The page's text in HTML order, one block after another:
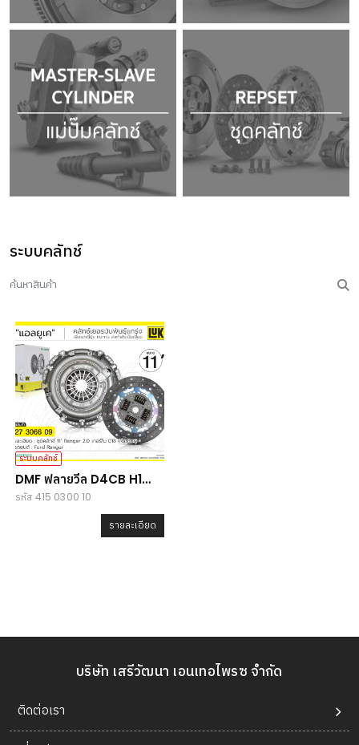
ระบบคลัทช์
ระบบคลัทช์
DMF ฟลายวีล D4CB H1
(TQ) 5MT ปี08 (คลัทช์ 11")
รหัส 415 0300 10
รายละเอียด
บริษัท เสรีวัฒนา เอนเทอไพรซ จำกัด
ติดต่อเรา